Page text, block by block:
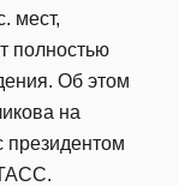
мест,
полностью
Об этом
на